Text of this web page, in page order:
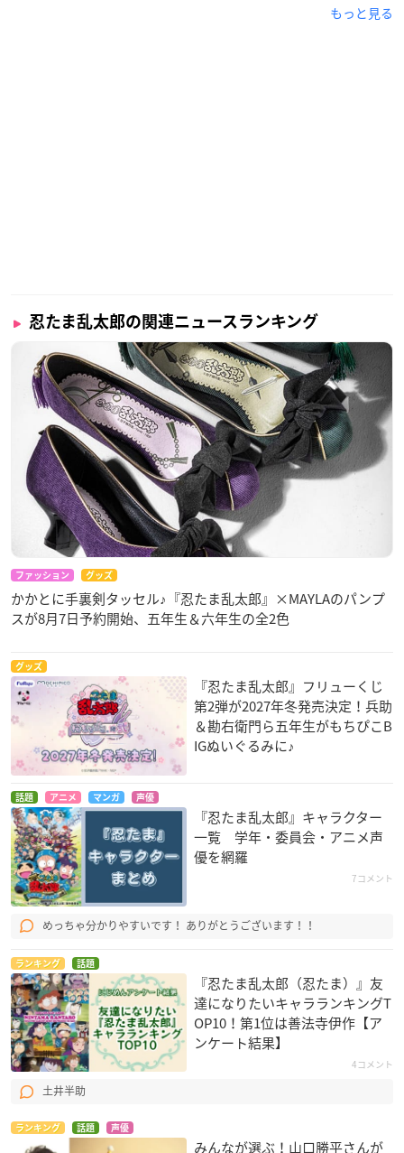
もっと見る
忍たま乱太郎の関連ニュースランキング
ファッション グッズ
かかとに手裏剣タッセル♪『忍たま乱太郎』×MAYLAのパンプ
スが8月7日予約開始、五年生＆六年生の全2色
グッズ
『忍たま乱太郎』フリューくじ
第2弾が2027年冬発売決定！兵助
＆勘右衛門ら五年生がもちぴこB
IGぬいぐるみに♪
話題 アニメ マンガ 声優
『忍たま乱太郎』キャラクター
一覧 学年・委員会・アニメ声
優を網羅
7コメント
めっちゃ分かりやすいです！ ありがとうございます！！
ランキング 話題
『忍たま乱太郎（忍たま）』友
達になりたいキャラランキングT
OP10！第1位は善法寺伊作【ア
ンケート結果】
4コメント
土井半助
ランキング 話題 声優
みんなが選ぶ！山口勝平さんが